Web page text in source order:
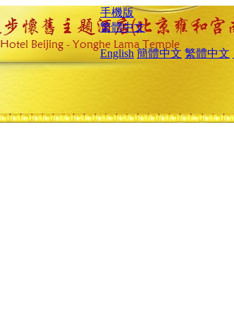
手機版
繁體中文
English 簡體中文 繁體中文